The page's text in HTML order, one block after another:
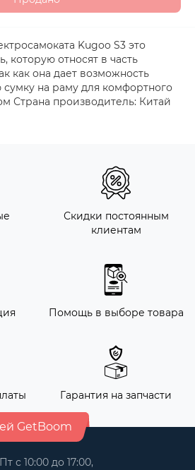
Kugoo S3 это
которую относят в часть
как она дает возможность
на раму для комфортного
Страна производитель: Китай
Скидки постоянным
клиентам
Помощь в выборе товара
Гарантия на запчасти
GetBoom
с 10:00 до 17:00,